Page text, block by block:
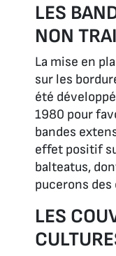
LES
NON
La mise en
sur les
été
1980 pour
bandes
effet positif
balteatus,
pucerons des
LES